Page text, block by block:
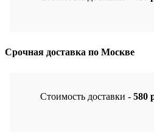
Срочная доставка по Москве
Стоимость доставки - 580